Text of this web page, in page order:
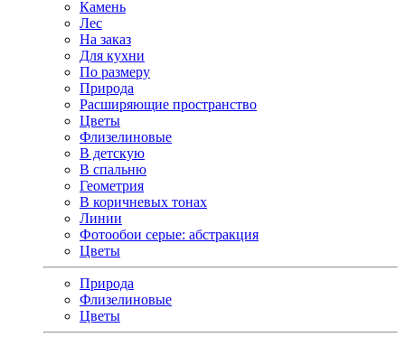
Камень
Лес
На заказ
Для кухни
По размеру
Природа
Расширяющие пространство
Цветы
Флизелиновые
В детскую
В спальню
Геометрия
В коричневых тонах
Линии
Фотообои серые: абстракция
Цветы
Природа
Флизелиновые
Цветы